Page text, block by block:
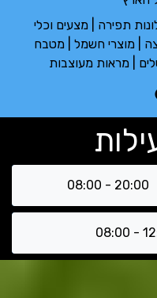
תפירה | מצעים וכלי
| מוצרי חשמל | מטבח
| מראות מעוצבות
08:00 - 20:00
08:00 -